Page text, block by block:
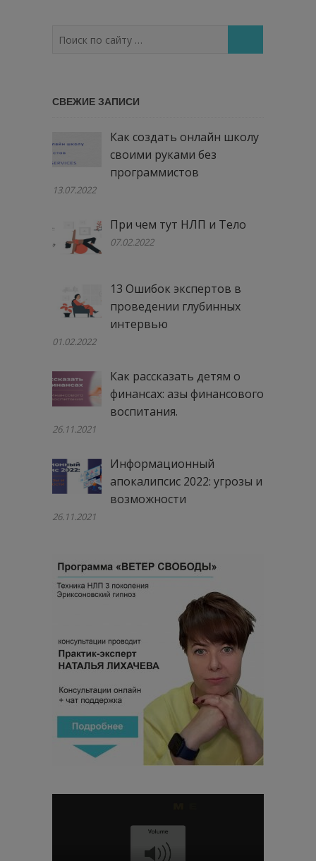
по
СВЕЖИЕ ЗАПИСИ
Как создать онлайн школу
своими руками без
программистов
13.07.2022
При чем тут НЛП и Тело
07.02.2022
13 Ошибок экспертов в
проведении глубинных
интервью
01.02.2022
Как рассказать детям о
финансах: азы финансового
воспитания.
26.11.2021
Информационный
апокалипсис 2022: угрозы и
возможности
26.11.2021